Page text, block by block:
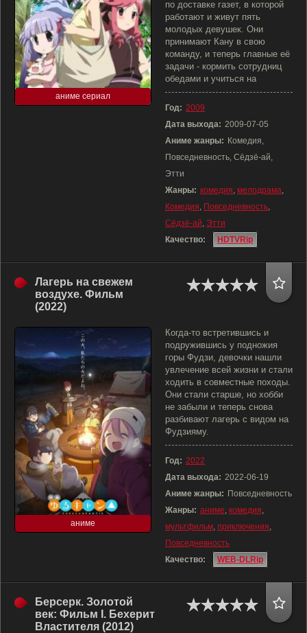
аниме сериал
по доставке газет, в которой
работают и живут пять
молодых девушек. Они
принимают Кану в свою
команду, и теперь главные её
задачи - кормить сотрудниц
обедами и учиться на
Год: 2009
Дата выхода: 2009-07-05
Аниме жанры: Комедия,
Повседневность, Сёдзё-ай,
Этти
Жанры: комедия, мелодрама,
Комедия, Повседневность,
Сёдзё-ай, Этти
Качество:
HDTVRip
Лагерь на свежем
воздухе. Фильм
(2022)
аниме
Когда-то встретившись и
подружившись у подножия
горы Фудзи, девочки нашли
увлечение всей жизни и стали
ходить в совместные походы.
Они стали старше, но хобби
не забыли и теперь снова
разбивают лагерь с видом на
Фудзияму.
Год: 2022
Дата выхода: 2022-06-19
Аниме жанры: Повседневность
Жанры: аниме, комедия,
мультфильм, приключения,
Повседневность
Качество:
WEB-DLRip
Берсерк. Золотой
век: Фильм I. Бехерит
Властителя (2012)